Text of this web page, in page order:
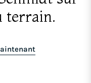
terrain.